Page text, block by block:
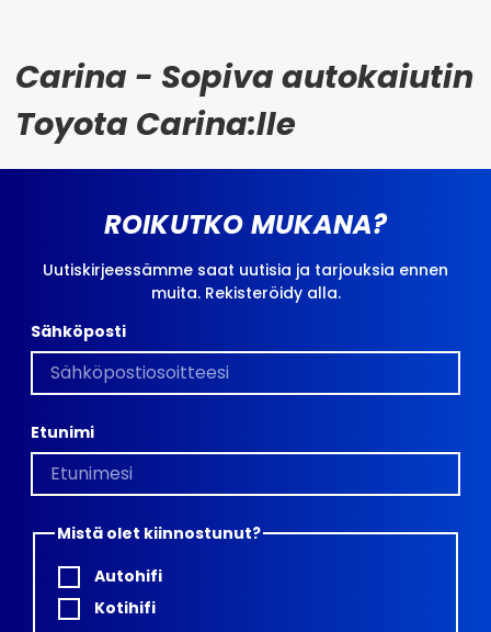
Carina - Sopiva autokaiutin
Toyota Carina:lle
ROIKUTKO MUKANA?
Uutiskirjeessämme saat uutisia ja tarjouksia ennen
muita. Rekisteröidy alla.
Sähköposti
Etunimi
Mistä olet kiinnostunut?
Autohifi
Kotihifi